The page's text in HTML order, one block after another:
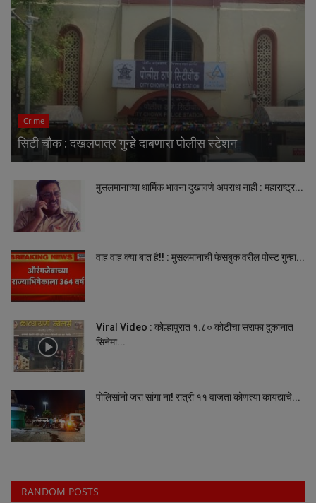
Crime
सिटी चौक : दखलपात्र गुन्हे दाबणारा पोलीस स्टेशन
मुसलमानाच्या धार्मिक भावना दुखावणे अपराध नाही : महाराष्ट्र...
वाह वाह क्या बात है!! : मुसलमानाची फेसबुक वरील पोस्ट गुन्हा...
Viral Video : कोल्हापुरात १.८० कोटीचा सराफा दुकानात
सिनेमा...
पोलिसांनो जरा सांगा ना! रात्री ११ वाजता कोणत्या कायद्याचे...
RANDOM POSTS